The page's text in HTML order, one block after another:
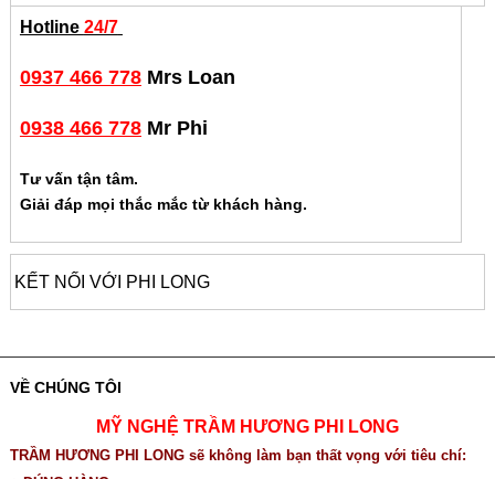
Hotline 24/7
0937 466 778Mrs Loan
0938 466 778Mr Phi
Tư vấn tận tâm.
Giải đáp mọi thắc mắc từ khách hàng.
KẾT NỐI VỚI PHI LONG
VỀ CHÚNG TÔI
MỸ NGHỆ TRẦM HƯƠNG PHI LONG
TRẦM HƯƠNG PHI LONG sẽ không làm bạn thất vọng với tiêu chí: